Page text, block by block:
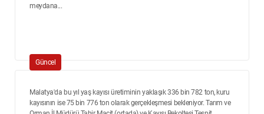
meydana...
Güncel
Malatya'da bu yıl yaş kayısı üretiminin yaklaşık 336 bin 782 ton, kuru
kayısının ise 75 bin 776 ton olarak gerçekleşmesi bekleniyor. Tarım ve